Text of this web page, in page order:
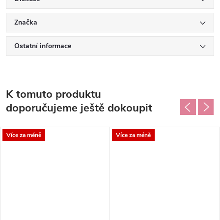
Značka
Ostatní informace
K tomuto produktu
doporučujeme ještě dokoupit
Více za méně Více za méně